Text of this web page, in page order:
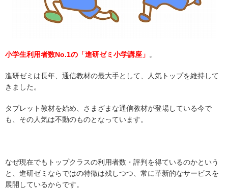
小学生利用者数No.1の「進研ゼミ小学講座」 。
進研ゼミは長年、通信教材の最大手として、人気トップを維持して
きました。
タブレット教材を始め、さまざまな通信教材が登場している今で
も、その人気は不動のものとなっています。
なぜ現在でもトップクラスの利用者数・評判を得ているのかという
と、進研ゼミならではの特徴は残しつつ、常に革新的なサービスを
展開しているからです。